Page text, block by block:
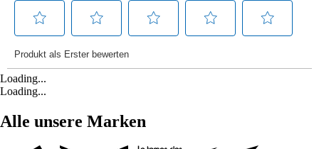
Loading...
Loading...
Alle unsere Marken